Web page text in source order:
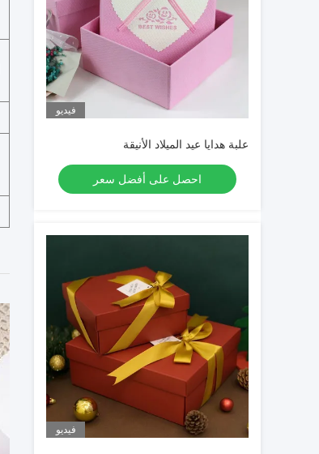
فيديو
علبة هدايا عيد الميلاد الأنيقة
احصل على أفضل سعر
فيديو